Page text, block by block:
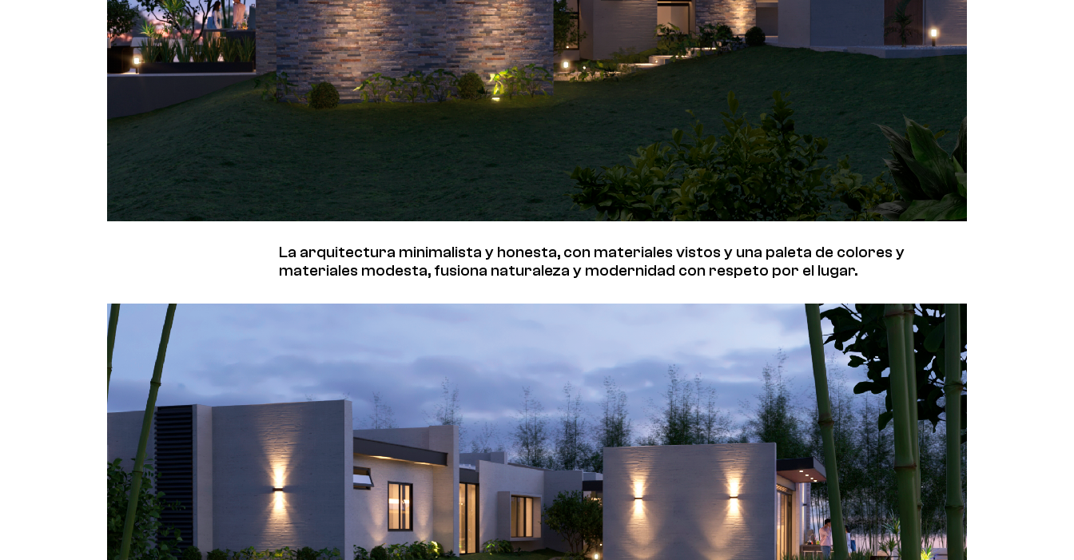
La arquitectura minimalista y honesta, con materiales vistos y una paleta de colores y
materiales modesta, fusiona naturaleza y modernidad con respeto por el lugar.